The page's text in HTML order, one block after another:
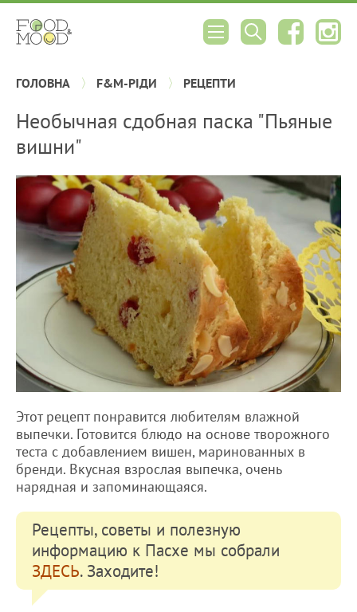
ГОЛОВНА F&M-РІДИ РЕЦЕПТИ
Необычная сдобная паска "Пьяные
вишни"
Этот рецепт понравится любителям влажной
выпечки. Готовится блюдо на основе творожного
теста с добавлением вишен, маринованных в
бренди. Вкусная взрослая выпечка, очень
нарядная и запоминающаяся.
Рецепты, советы и полезную
информацию к Пасхе мы собрали
ЗДЕСЬ. Заходите!